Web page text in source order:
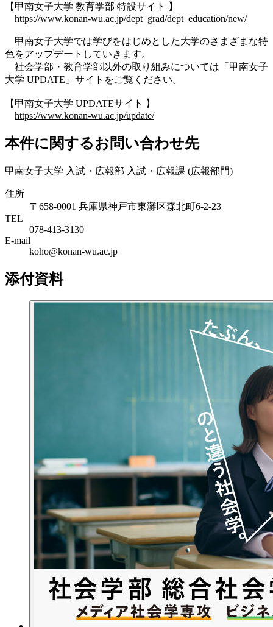
【甲南女子大学 教育学部 特設サイト 】
https://www.konan-wu.ac.jp/dept_grad/dept_education/new/
甲南女子大学では学びをはじめとした大学のさまざまな特
色をアップデートしていきます。
社会学部・教育学部以外の取り組みについては「甲南女子
大学 UPDATE」サイトをご覧ください。
【甲南女子大学 UPDATEサイト 】
https://www.konan-wu.ac.jp/update/
本件に関するお問い合わせ先
甲南女子大学 入試・広報部 入試・広報課 (広報部門)
住所
〒658-0001 兵庫県神戸市東灘区森北町6-2-23
TEL
078-413-3130
E-mail
koho@konan-wu.ac.jp
添付資料